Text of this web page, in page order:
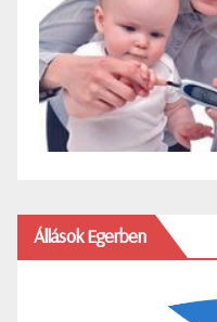
Állások Egerben